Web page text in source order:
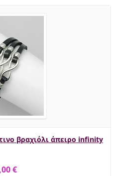
βραχιόλι άπειρο infinity
€